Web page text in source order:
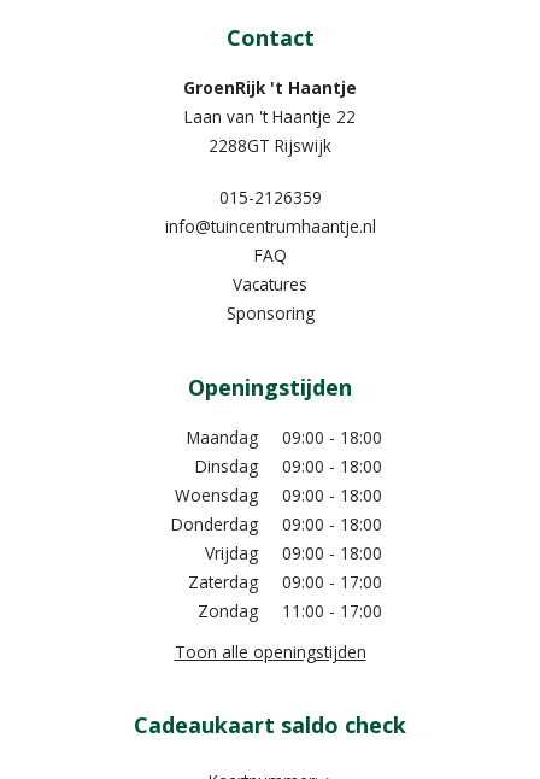
Contact
GroenRijk 't Haantje
Laan van 't Haantje 22
2288GT Rijswijk
015-2126359
info@tuincentrumhaantje.nl
FAQ
Vacatures
Sponsoring
Openingstijden
Maandag
09:00 - 18:00
Dinsdag
09:00 - 18:00
Woensdag
09:00 - 18:00
Donderdag
09:00 - 18:00
Vrijdag
09:00 - 18:00
Zaterdag
09:00 - 17:00
Zondag
11:00 - 17:00
Toon alle openingstijden
Cadeaukaart saldo check